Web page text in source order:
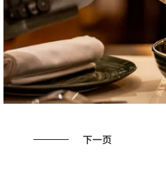
下一页